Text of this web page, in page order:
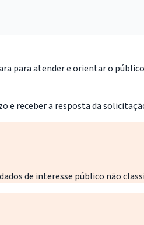
para atender e orientar o
e receber a resposta da
de interesse público não